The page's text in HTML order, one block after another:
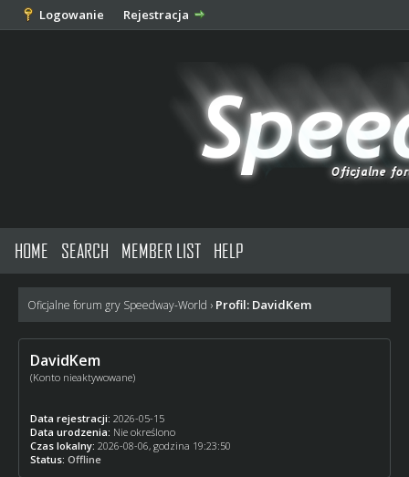
Logowanie Rejestracja
HOME SEARCH MEMBER LIST HELP
Oficjalne forum gry Speedway-World › Profil: DavidKem
DavidKem
(Konto nieaktywowane)
Data rejestracji: 2026-05-15
Data urodzenia: Nie określono
Czas lokalny: 2026-08-06, godzina 19:23:50
Status: Offline